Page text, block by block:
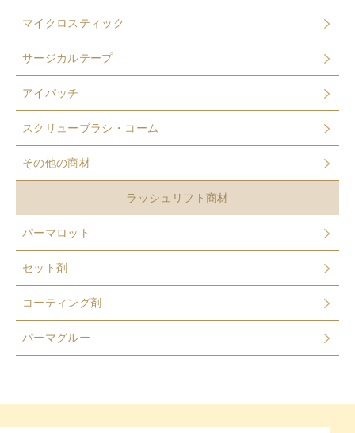
マイクロスティック
サージカルテープ
アイパッチ
スクリューブラシ・コーム
その他の商材
ラッシュリフト商材
パーマロット
セット剤
コーティング剤
パーマグルー